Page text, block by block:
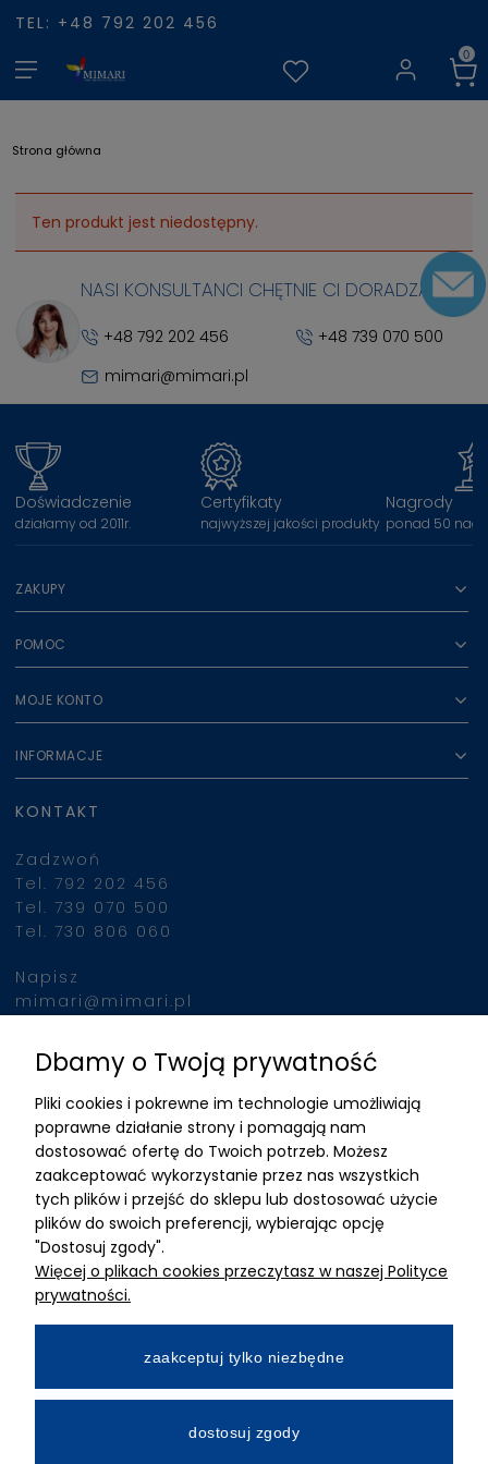
TEL: +48 792 202 456
Strona główna
Ten produkt jest niedostępny.
NASI KONSULTANCI CHĘTNIE CI DORADZĄ
+48 792 202 456
+48 739 070 500
mimari@mimari.pl
Doświadczenie
działamy od 2011r.
Certyfikaty
najwyższej jakości produkty
Nagrody
ponad 50
ZAKUPY
POMOC
MOJE KONTO
INFORMACJE
KONTAKT
Zadzwoń
Tel. 792 202 456
Tel. 739 070 500
Tel. 730 806 060
Napisz
mimari@mimari.pl
Znajdziesz nas
ADRES
MIMARI sp z o.o.
ul. Kurkowa 12
50-210 Wrocław
Dane rejestracyjne
NIP:8982325327
Wpłacony w całości
Numer konta bankowego
Dbamy o Twoją prywatność
Pliki cookies i pokrewne im technologie umożliwiają
poprawne działanie strony i pomagają nam
dostosować ofertę do Twoich potrzeb. Możesz
zaakceptować wykorzystanie przez nas wszystkich
tych plików i przejść do sklepu lub dostosować użycie
plików do swoich preferencji, wybierając opcję
"Dostosuj zgody".
Więcej o plikach cookies przeczytasz w naszej Polityce
prywatności.
zaakceptuj tylko niezbędne
dostosuj zgody